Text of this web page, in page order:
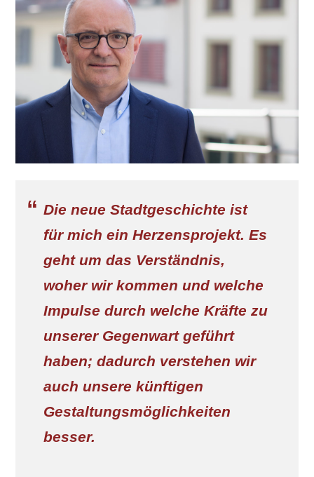
Die neue Stadtgeschichte ist
für mich ein Herzensprojekt. Es
geht um das Verständnis,
woher wir kommen und welche
Impulse durch welche Kräfte zu
unserer Gegenwart geführt
haben; dadurch verstehen wir
auch unsere künftigen
Gestaltungsmöglichkeiten
besser.